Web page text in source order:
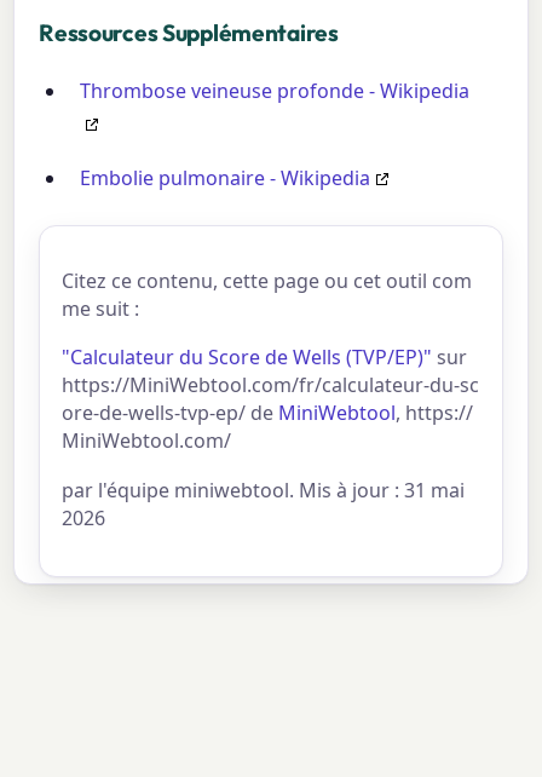
Ressources Supplémentaires
Thrombose veineuse profonde - Wikipedia
Embolie pulmonaire - Wikipedia
Citez ce contenu, cette page ou cet outil com
me suit :
"Calculateur du Score de Wells (TVP/EP)" sur
https://MiniWebtool.com/fr/calculateur-du-sc
ore-de-wells-tvp-ep/ de MiniWebtool, https://
MiniWebtool.com/
par l'équipe miniwebtool. Mis à jour : 31 mai
2026